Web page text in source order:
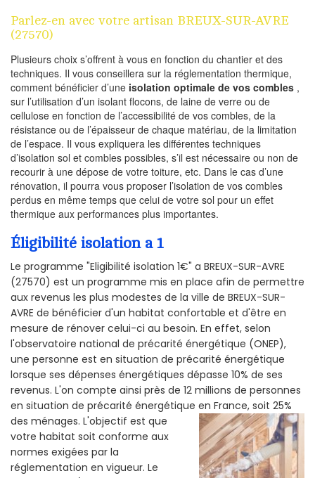
Parlez-en avec votre artisan BREUX-SUR-AVRE
(27570)
Plusieurs choix s’offrent à vous en fonction du chantier et des
techniques. Il vous conseillera sur la réglementation thermique,
comment bénéficier d’une isolation optimale de vos combles ,
sur l’utilisation d’un isolant flocons, de laine de verre ou de
cellulose en fonction de l’accessibilité de vos combles, de la
résistance ou de l’épaisseur de chaque matériau, de la limitation
de l’espace. Il vous expliquera les différentes techniques
d’isolation sol et combles possibles, s’il est nécessaire ou non de
recourir à une dépose de votre toiture, etc. Dans le cas d’une
rénovation, il pourra vous proposer l’isolation de vos combles
perdus en même temps que celui de votre sol pour un effet
thermique aux performances plus importantes.
Éligibilité isolation a 1
Le programme "Eligibilité isolation 1€" a BREUX-SUR-AVRE
(27570) est un programme mis en place afin de permettre
aux revenus les plus modestes de la ville de BREUX-SUR-
AVRE de bénéficier d'un habitat confortable et d'être en
mesure de rénover celui-ci au besoin. En effet, selon
l'observatoire national de précarité énergétique (ONEP),
une personne est en situation de précarité énergétique
lorsque ses dépenses énergétiques dépasse 10% de ses
revenus. L'on compte ainsi près de 12 millions de personnes
en situation de précarité énergétique en France, soit 25%
des ménages. L'objectif est que
votre habitat soit conforme aux
normes exigées par la
réglementation en vigueur. Le